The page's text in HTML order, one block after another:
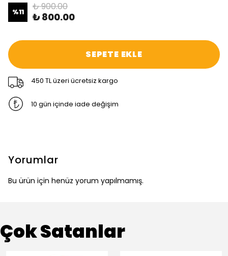
%11 ₺ 900.00
₺ 800.00
SEPETE EKLE
450 TL üzeri ücretsiz kargo
10 gün içinde iade değişim
Yorumlar
Bu ürün için henüz yorum yapılmamış.
Çok Satanlar